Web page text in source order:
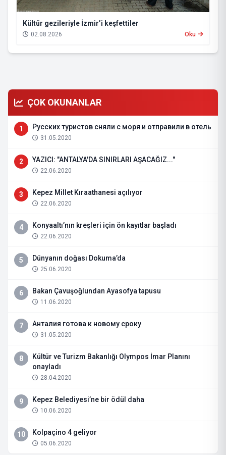
Kültür gezileriyle İzmir’i keşfettiler
02.08.2026 Oku
ÇOK OKUNANLAR
1 Русских туристов сняли с моря и отправили в отель
31.05.2020
2 YAZICI: "ANTALYA'DA SINIRLARI AŞACAĞIZ..."
22.06.2020
3 Kepez Millet Kıraathanesi açılıyor
22.06.2020
4 Konyaaltı’nın kreşleri için ön kayıtlar başladı
22.06.2020
5 Dünyanın doğası Dokuma’da
25.06.2020
6 Bakan Çavuşoğlundan Ayasofya tapusu
11.06.2020
7 Анталия готова к новому сроку
31.05.2020
8
Kültür ve Turizm Bakanlığı Olympos İmar Planını
onayladı
28.04.2020
9 Kepez Belediyesi’ne bir ödül daha
10.06.2020
10 Kolpaçino 4 geliyor
05.06.2020